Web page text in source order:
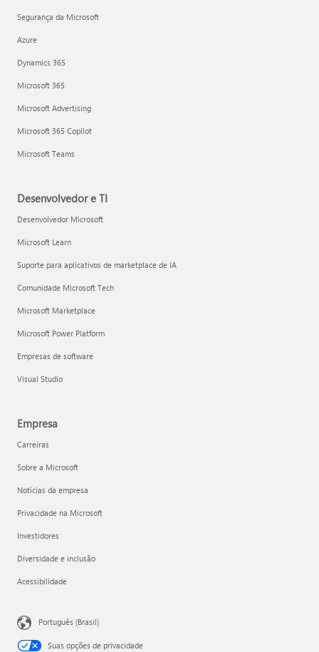
Segurança da Microsoft
Azure
Dynamics 365
Microsoft 365
Microsoft Advertising
Microsoft 365 Copilot
Microsoft Teams
Desenvolvedor e TI
Desenvolvedor Microsoft
Microsoft Learn
Suporte para aplicativos de marketplace de IA
Comunidade Microsoft Tech
Microsoft Marketplace
Microsoft Power Platform
Empresas de software
Visual Studio
Empresa
Carreiras
Sobre a Microsoft
Notícias da empresa
Privacidade na Microsoft
Investidores
Diversidade e inclusão
Acessibilidade
Português (Brasil)
Suas opções de privacidade